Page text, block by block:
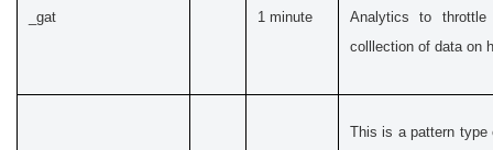
_gat 1 minute
Analytics to
colllection of data on
This is a pattern type